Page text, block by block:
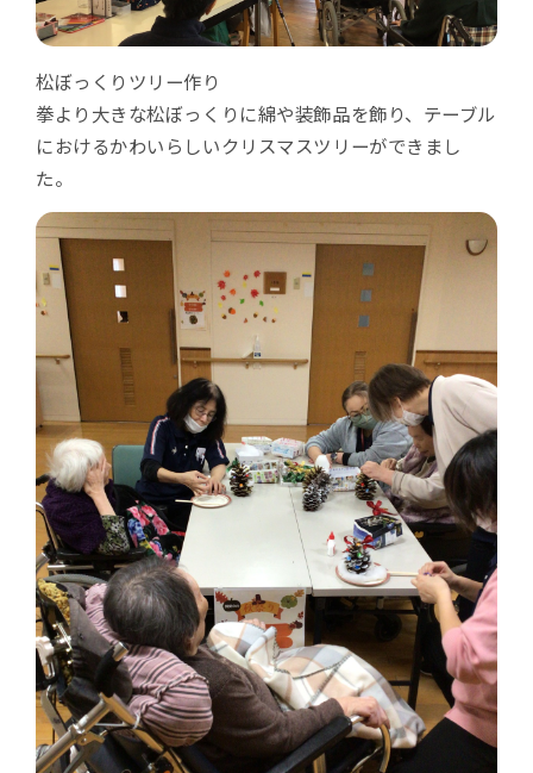
松ぼっくりツリー作り
拳より大きな松ぼっくりに綿や装飾品を飾り、テーブル
におけるかわいらしいクリスマスツリーができまし
た。